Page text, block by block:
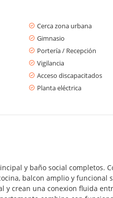
Cerca zona urbana
Gimnasio
Portería / Recepción
Vigilancia
Acceso discapacitados
Planta eléctrica
y baño social completos.
balcon amplio y funcional
crean una conexion fluida